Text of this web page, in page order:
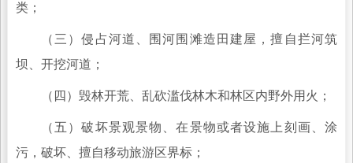
类；
（三）侵占河道、围河围滩造田建屋，擅自拦河筑
坝、开挖河道；
（四）毁林开荒、乱砍滥伐林木和林区内野外用火；
（五）破坏景观景物、在景物或者设施上刻画、涂
污，破坏、擅自移动旅游区界标；